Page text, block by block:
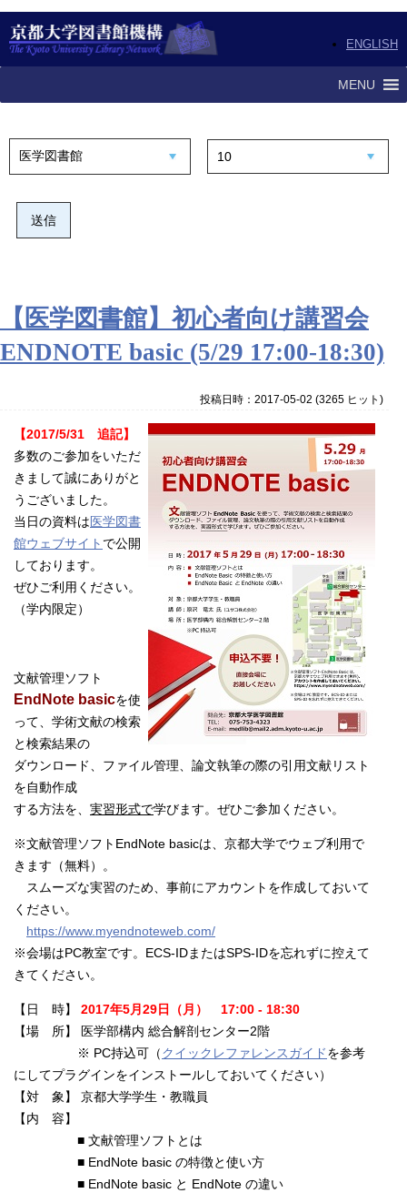
ENGLISH
MENU
【医学図書館】初心者向け講習会
ENDNOTE basic (5/29 17:00-18:30)
投稿日時：2017-05-02 (3265 ヒット )
【2017/5/31 追記】
多数のご参加をいただ
きまして誠にありがと
うございました。
当日の資料は医学図書
館ウェブサイト で公開
しております。
ぜひご利用ください。
（学内限定）
文献管理ソフト
EndNote basicを使
って、学術文献の検索
と検索結果の
ダウンロード、ファイル管理、論文執筆の際の引用文献リスト
を自動作成
する方法を、 実習形式で学びます。ぜひご参加ください。
※文献管理ソフトEndNote basicは、京都大学でウェブ利用で
きます（無料）。
スムーズな実習のため、事前にアカウントを作成しておいて
ください。
https://www.myendnoteweb.com/
※会場はPC教室です。ECS-IDまたはSPS-IDを忘れずに控えて
きてください。
【日 時】 2017年5月29日（月） 17:00 - 18:30
【場 所】 医学部構内 総合解剖センター2階
※ PC持込可（クイックレファレンスガイドを参考
にしてプラグインをインストールしておいてください）
【対 象】 京都大学学生・教職員
【内 容】
■ 文献管理ソフトとは
■ EndNote basic の特徴と使い方
■ EndNote basic と EndNote の違い